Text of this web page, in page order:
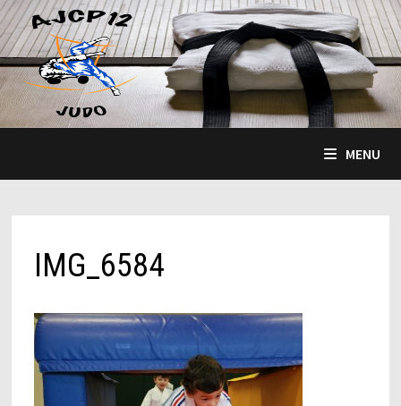
Passer
au
contenu
MENU
IMG_6584